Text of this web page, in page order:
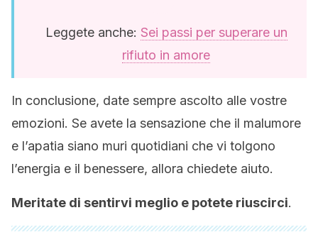
Leggete anche: Sei passi per superare un
rifiuto in amore
In conclusione, date sempre ascolto alle vostre
emozioni. Se avete la sensazione che il malumore
e l’apatia siano muri quotidiani che vi tolgono
l’energia e il benessere, allora chiedete aiuto.
Meritate di sentirvi meglio e potete riuscirci.